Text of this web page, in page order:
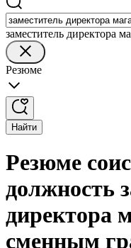
заместитель директора
Резюме
Найти
Резюме
должность
директора
сменным